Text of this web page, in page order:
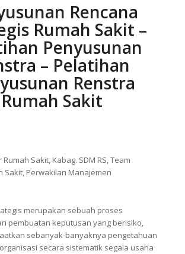
Rencana
Rumah Sakit –
Penyusunan
– Pelatihan
Renstra
Rumah Sakit
Sakit, Kabag. SDM RS, Team
Sakit, Perwakilan Manajemen
merupakan sebuah proses
pembuatan keputusan yang berisiko,
sebanyak-banyaknya pengetahuan
secara sistematik segala usaha